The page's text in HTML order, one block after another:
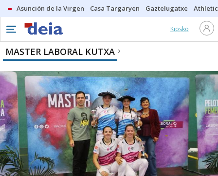
Asunción de la Virgen Casa Targaryen Gaztelugatxe Athletic
Kiosko
MASTER LABORAL KUTXA